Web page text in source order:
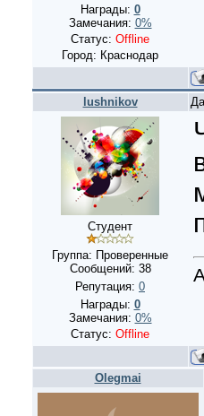
Награды: 0
Замечания: 0%
Статус: Offline
Город: Краснодар
lushnikov
Студент
Группа: Проверенные
Сообщений: 38
Репутация: 0
Награды: 0
Замечания: 0%
Статус: Offline
Olegmai